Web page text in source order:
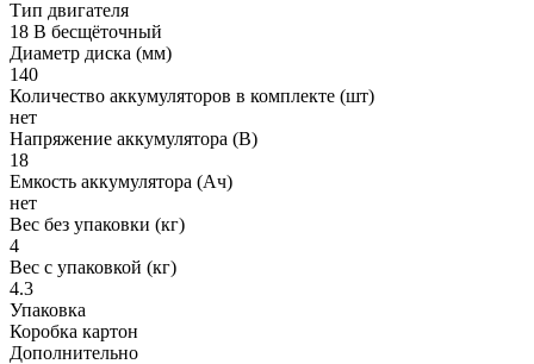
Тип двигателя
18 В бесщёточный
Диаметр диска (мм)
140
Количество аккумуляторов в комплекте (шт)
нет
Напряжение аккумулятора (В)
18
Емкость аккумулятора (Ач)
нет
Вес без упаковки (кг)
4
Вес с упаковкой (кг)
4.3
Упаковка
Коробка картон
Дополнительно